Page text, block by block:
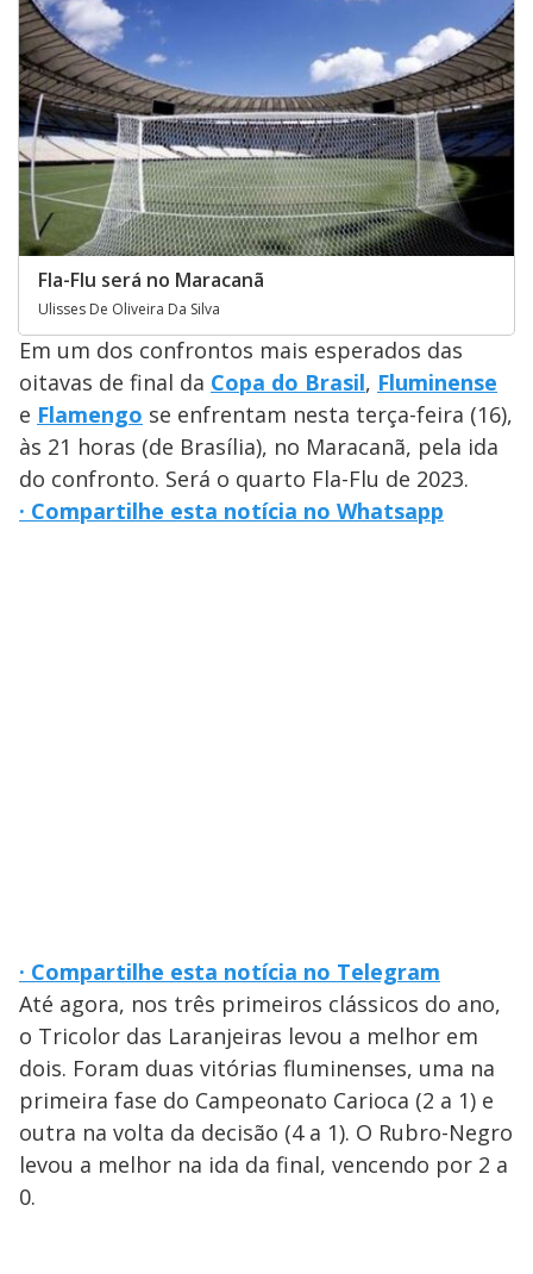
Fla-Flu será no Maracanã
Ulisses De Oliveira Da Silva
Em um dos confrontos mais esperados das
oitavas de final da Copa do Brasil, Fluminense
e Flamengo se enfrentam nesta terça-feira (16),
às 21 horas (de Brasília), no Maracanã, pela ida
do confronto. Será o quarto Fla-Flu de 2023.
· Compartilhe esta notícia no Whatsapp
· Compartilhe esta notícia no Telegram
Até agora, nos três primeiros clássicos do ano,
o Tricolor das Laranjeiras levou a melhor em
dois. Foram duas vitórias fluminenses, uma na
primeira fase do Campeonato Carioca (2 a 1) e
outra na volta da decisão (4 a 1). O Rubro-Negro
levou a melhor na ida da final, vencendo por 2 a
0.